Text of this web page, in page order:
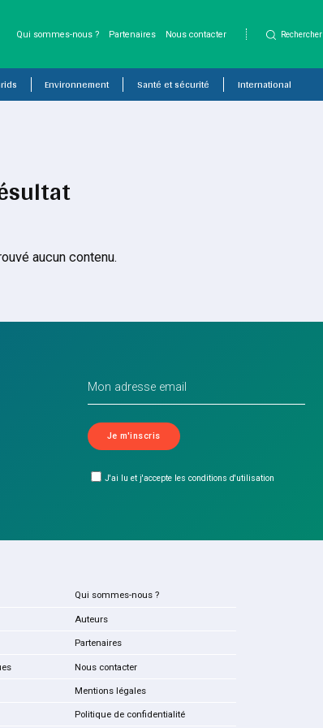
Qui sommes-nous ? Partenaires Nous contacter Rechercher
Environnement Santé et sécurité International
aucun contenu.
J'ai lu et j'accepte les conditions d'utilisation
Qui sommes-nous ?
Auteurs
Partenaires
Nous contacter
Mentions légales
Politique de confidentialité